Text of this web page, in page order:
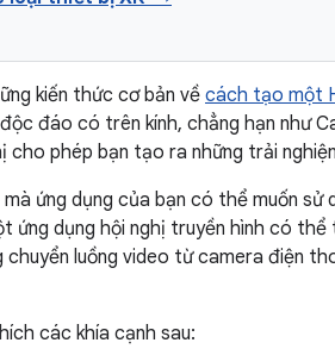
kiến thức cơ bản vềcách tạo một
đáo có trên kính, chẳng hạn như
cho phép bạn tạo ra những trải
ứng dụng của bạn có thể muốn
ứng dụng hội nghị truyền hình có
chuyển luồng video từ camera điện
các khía cạnh sau: